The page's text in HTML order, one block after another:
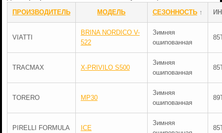
ПРОИЗВОДИТЕЛЬ МОДЕЛЬ СЕЗОННОСТЬ↑
VIATTI
BRINA NORDICO V-
522
Зимняя
ошипованная
TRACMAX X-PRIVILO S500
Зимняя
ошипованная
TORERO MP30
Зимняя
ошипованная
PIRELLI FORMULA ICE
Зимняя